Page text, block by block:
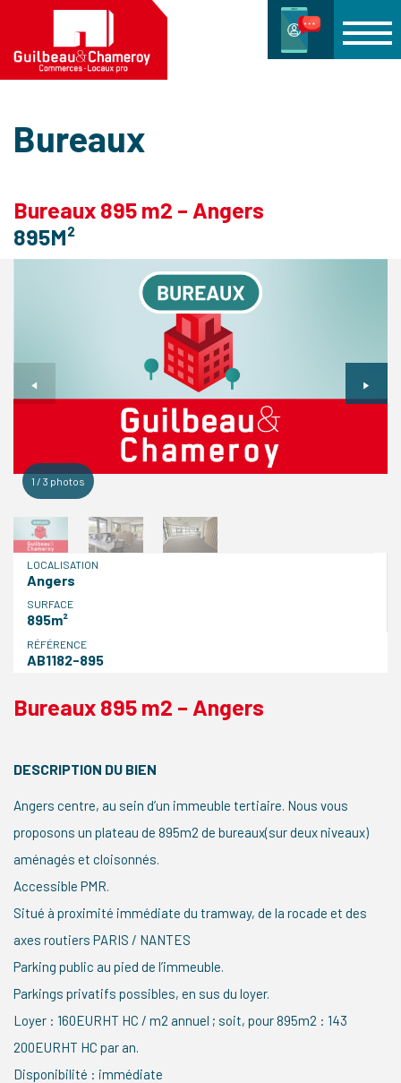
Bureaux
Bureaux 895 m2 – Angers
895M²
1 / 3 photos
LOCALISATION
Angers
SURFACE
895m²
RÉFÉRENCE
AB1182-895
Bureaux 895 m2 – Angers
DESCRIPTION DU BIEN
Angers centre, au sein d’un immeuble tertiaire. Nous vous
proposons un plateau de 895m2 de bureaux(sur deux niveaux)
aménagés et cloisonnés.
Accessible PMR.
Situé à proximité immédiate du tramway, de la rocade et des
axes routiers PARIS / NANTES
Parking public au pied de l’immeuble.
Parkings privatifs possibles, en sus du loyer.
Loyer : 160EURHT HC / m2 annuel ; soit, pour 895m2 : 143
200EURHT HC par an.
Disponibilité : immédiate